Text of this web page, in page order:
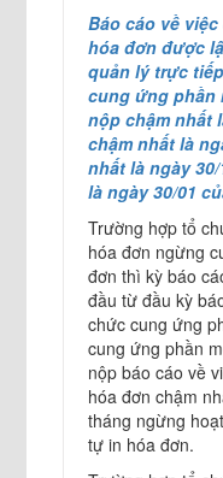
Báo cáo về
hóa đơn được
quản lý trực
cung ứng phần
nộp chậm nhất
chậm nhất là
nhất là ngày
là ngày 30/01
Trường hợp tổ
hóa đơn ngừng
đơn thì kỳ báo
đầu từ đầu kỳ
chức cung ứng
cung ứng phần
nộp báo cáo về
hóa đơn chậm
tháng ngừng
tự in hóa đơn.